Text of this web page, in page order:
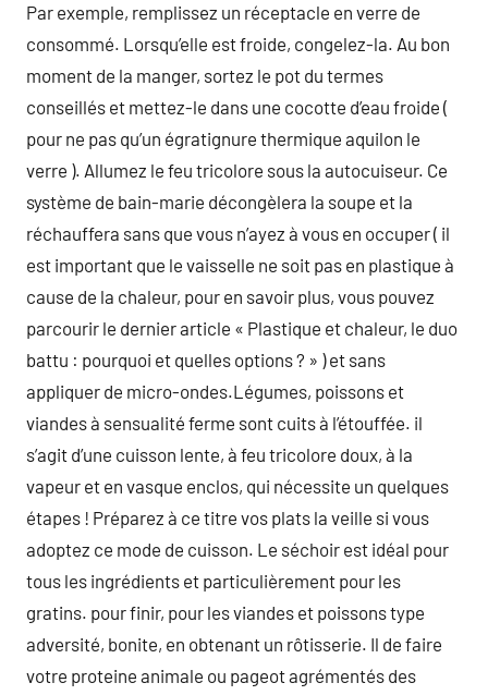
Par exemple, remplissez un réceptacle en verre de
consommé. Lorsqu’elle est froide, congelez-la. Au bon
moment de la manger, sortez le pot du termes
conseillés et mettez-le dans une cocotte d’eau froide (
pour ne pas qu’un égratignure thermique aquilon le
verre ). Allumez le feu tricolore sous la autocuiseur. Ce
système de bain-marie décongèlera la soupe et la
réchauffera sans que vous n’ayez à vous en occuper ( il
est important que le vaisselle ne soit pas en plastique à
cause de la chaleur, pour en savoir plus, vous pouvez
parcourir le dernier article « Plastique et chaleur, le duo
battu : pourquoi et quelles options ? » ) et sans
appliquer de micro-ondes.Légumes, poissons et
viandes à sensualité ferme sont cuits à l’étouffée. il
s’agit d’une cuisson lente, à feu tricolore doux, à la
vapeur et en vasque enclos, qui nécessite un quelques
étapes ! Préparez à ce titre vos plats la veille si vous
adoptez ce mode de cuisson. Le séchoir est idéal pour
tous les ingrédients et particulièrement pour les
gratins. pour finir, pour les viandes et poissons type
adversité, bonite, en obtenant un rôtisserie. Il de faire
votre proteine animale ou pageot agrémentés des